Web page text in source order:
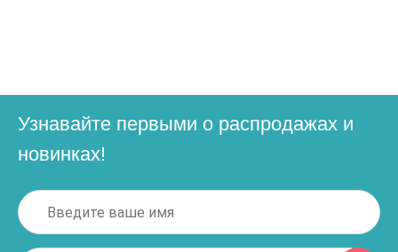
Узнавайте первыми о распродажах и
новинках!